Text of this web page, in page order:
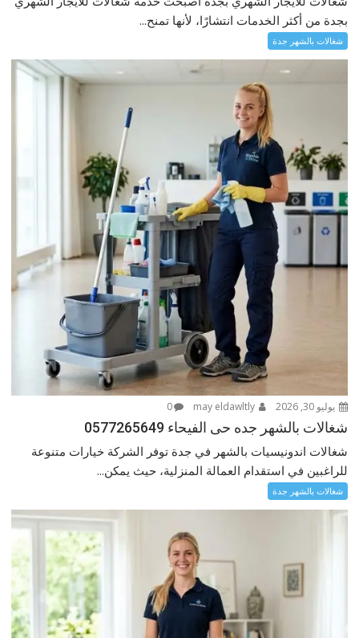
بجدة من أكثر الخدمات انتشارًا، لأنها تمنح...
شغالات بالشهر جدة
يوليو 30, 2026 may eldawltly
0
شغالات بالشهر جده حى الفيحاء 0577265649
شغالات اندونيسيات بالشهر في جدة توفر الشركة خيارات متنوعة
للراغبين في استقدام العمالة المنزلية، حيث يمكن...
شغالات بالشهر جدة